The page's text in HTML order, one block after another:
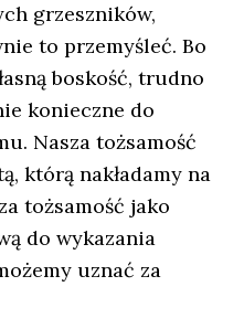
grzeszników,
to przemyśleć. Bo
boskość, trudno
konieczne do
Nasza tożsamość
którą nakładamy na
tożsamość jako
do wykazania
uznać za